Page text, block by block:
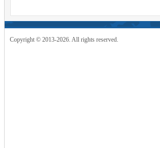
Copyright © 2013-2026. All rights reserved.